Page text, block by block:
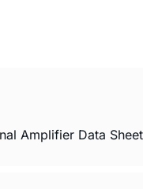
Amplifier Data